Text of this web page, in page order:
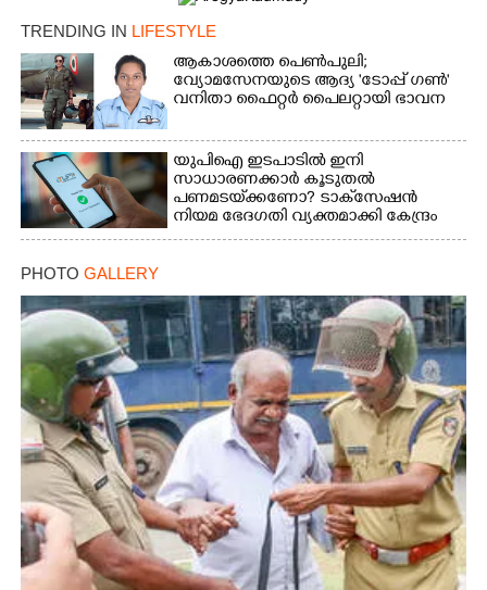
TRENDING IN LIFESTYLE
ആകാശത്തെ പെൺപുലി;
വ്യോമസേനയുടെ ആദ്യ 'ടോപ്പ് ഗൺ'
വനിതാ ഫൈറ്റർ പൈലറ്റായി ഭാവന
യുപിഐ ഇടപാടിൽ ഇനി
സാധാരണക്കാർ കൂടുതൽ
പണമടയ്‌ക്കണോ?​ ടാക്‌സേഷൻ
നിയമ ഭേദഗതി വ്യക്തമാക്കി കേന്ദ്രം
PHOTO GALLERY